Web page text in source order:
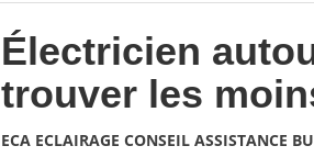
Électricien
trouver les
ECA ECLAIRAGE CONSEIL ASSISTANCE